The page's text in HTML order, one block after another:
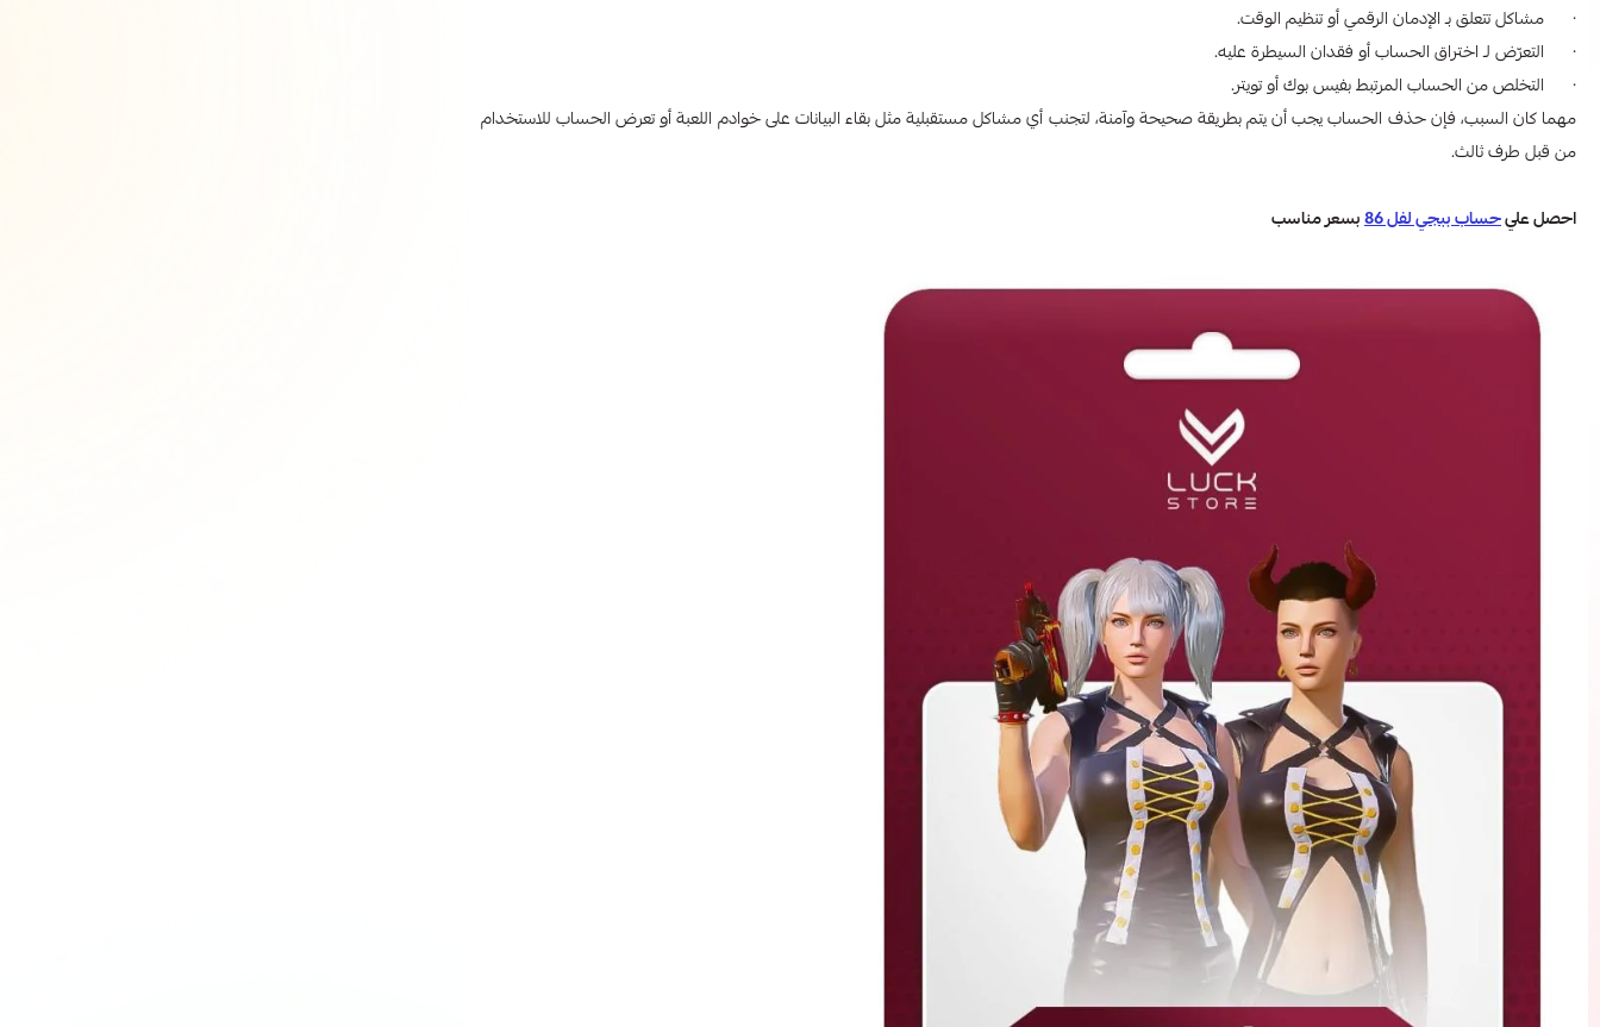
· مشاكل تتعلق بـ الإدمان الرقمي أو تنظيم الوقت.
· التعرّض لـ اختراق الحساب أو فقدان السيطرة عليه.
· التخلص من الحساب المرتبط بفيس بوك أو تويتر.
مهما كان السبب، فإن حذف الحساب يجب أن يتم بطريقة صحيحة وآمنة، لتجنب أي مشاكل مستقبلية مثل بقاء البيانات على خوادم اللعبة أو تعرض الحساب للاستخدام
من قبل طرف ثالث.
احصل عليحساب ببجي لفل 86 بسعر مناسب